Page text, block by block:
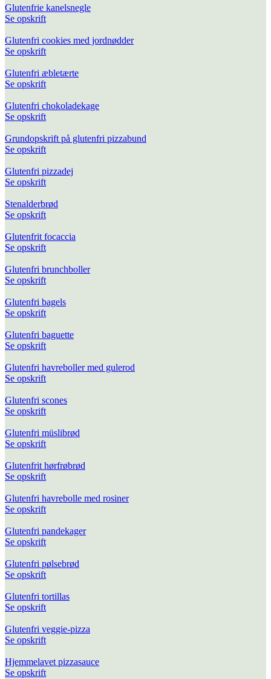
Glutenfrie kanelsnegle
Se opskrift
Glutenfri cookies med jordnødder
Se opskrift
Glutenfri æbletærte
Se opskrift
Glutenfri chokoladekage
Se opskrift
Grundopskrift på glutenfri pizzabund
Se opskrift
Glutenfri pizzadej
Se opskrift
Stenalderbrød
Se opskrift
Glutenfrit focaccia
Se opskrift
Glutenfri brunchboller
Se opskrift
Glutenfri bagels
Se opskrift
Glutenfri baguette
Se opskrift
Glutenfri havreboller med gulerod
Se opskrift
Glutenfri scones
Se opskrift
Glutenfri müslibrød
Se opskrift
Glutenfrit hørfrøbrød
Se opskrift
Glutenfri havrebolle med rosiner
Se opskrift
Glutenfri pandekager
Se opskrift
Glutenfri pølsebrød
Se opskrift
Glutenfri tortillas
Se opskrift
Glutenfri veggie-pizza
Se opskrift
Hjemmelavet pizzasauce
Se opskrift